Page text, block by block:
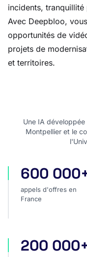
incidents, tranquillité
Avec Deepbloo,
opportunités de
projets de
et territoires.
Une IA
Montpellier et le
appels d'offres en
600
appels d'offres en
France
projets privés
200